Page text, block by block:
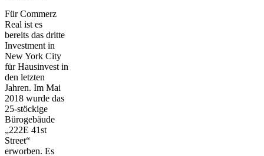
Für Commerz
Real ist es
bereits das dritte
Investment in
New York City
für Hausinvest in
den letzten
Jahren. Im Mai
2018 wurde das
25-stöckige
Bürogebäude
„222E 41st
Street“
erworben. Es